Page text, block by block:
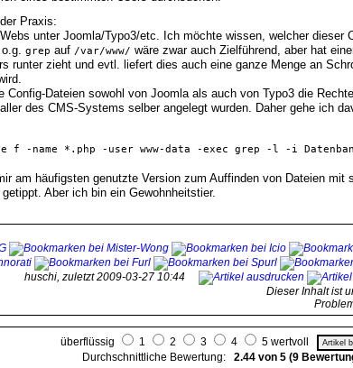
Praxis:
unter Joomla/Typo3/etc. Ich möchte wissen, welcher dieser
grep auf /var/www/ wäre zwar auch Zielführend, aber hat
runter zieht und evtl. liefert dies auch eine ganze Menge an
Config-Dateien sowohl von Joomla als auch von Typo3 die
des CMS-Systems selber angelegt wurden. Daher gehe ich
f -name *.php -user www-data -exec grep -l -i
am häufigsten genutzte Version zum Auffinden von Dateien mit
Aber ich bin ein Gewohnheitstier.
huschi, zuletzt 2009-03-27 10:44
Dieser Inhalt ist
überflüssig 1 2 3 4
5 wertvoll
Durchschnittliche Bewertung: 2.44 von 5 (9